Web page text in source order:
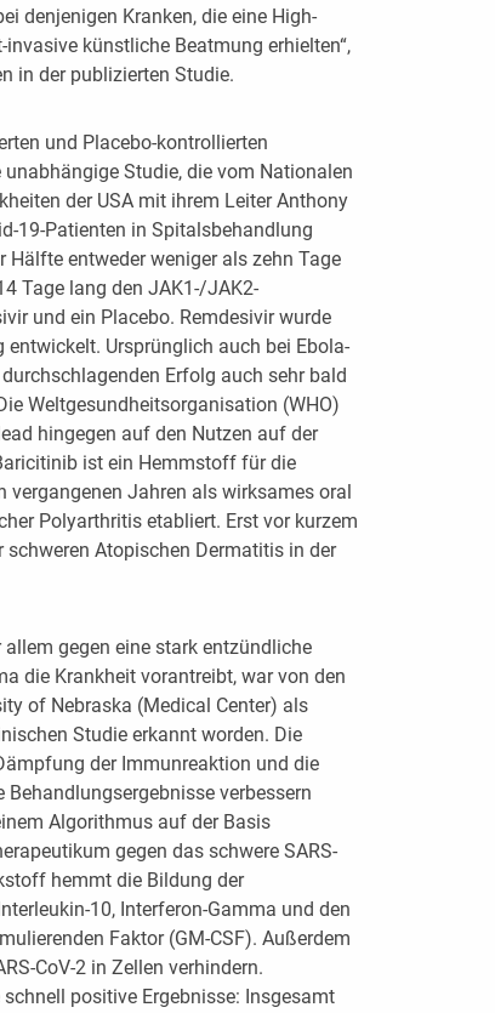
denjenigen Kranken, die eine High-
künstliche Beatmung erhielten“,
in der publizierten Studie.
und Placebo-kontrollierten
Studie, die vom Nationalen
der USA mit ihrem Leiter Anthony
19-Patienten in Spitalsbehandlung
entweder weniger als zehn Tage
Tage lang den JAK1-/JAK2-
und ein Placebo. Remdesivir wurde
Ursprünglich auch bei Ebola-
Erfolg auch sehr bald
Weltgesundheitsorganisation (WHO)
hingegen auf den Nutzen auf der
ist ein Hemmstoff für die
Jahren als wirksames oral
Polyarthritis etabliert. Erst vor kurzem
Atopischen Dermatitis in der
gegen eine stark entzündliche
die Krankheit vorantreibt, war von den
of Nebraska (Medical Center) als
Studie erkannt worden. Die
der Immunreaktion und die
verbessern
Algorithmus auf der Basis
gegen das schwere SARS-
hemmt die Bildung der
10, Interferon-Gamma und den
Faktor (GM-CSF). Außerdem
CoV-2 in Zellen verhindern.
positive Ergebnisse: Insgesamt